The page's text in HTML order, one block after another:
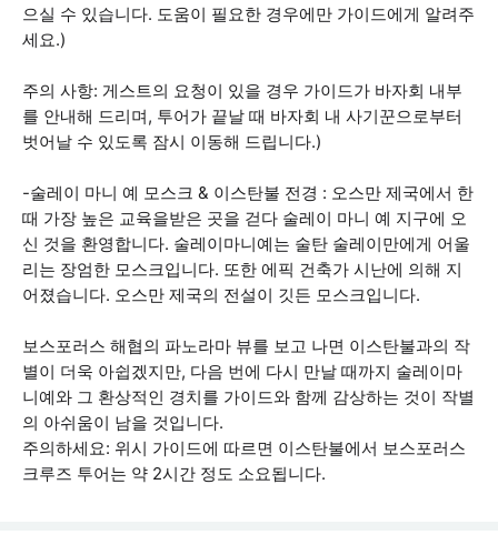
으실 수 있습니다. 도움이 필요한 경우에만 가이드에게 알려주
세요.)
주의 사항: 게스트의 요청이 있을 경우 가이드가 바자회 내부
를 안내해 드리며, 투어가 끝날 때 바자회 내 사기꾼으로부터
벗어날 수 있도록 잠시 이동해 드립니다.)
-술레이 마니 예 모스크 & 이스탄불 전경 : 오스만 제국에서 한
때 가장 높은 교육을받은 곳을 걷다 술레이 마니 예 지구에 오
신 것을 환영합니다. 술레이마니예는 술탄 술레이만에게 어울
리는 장엄한 모스크입니다. 또한 에픽 건축가 시난에 의해 지
어졌습니다. 오스만 제국의 전설이 깃든 모스크입니다.
보스포러스 해협의 파노라마 뷰를 보고 나면 이스탄불과의 작
별이 더욱 아쉽겠지만, 다음 번에 다시 만날 때까지 술레이마
니예와 그 환상적인 경치를 가이드와 함께 감상하는 것이 작별
의 아쉬움이 남을 것입니다.
주의하세요: 위시 가이드에 따르면 이스탄불에서 보스포러스
크루즈 투어는 약 2시간 정도 소요됩니다.